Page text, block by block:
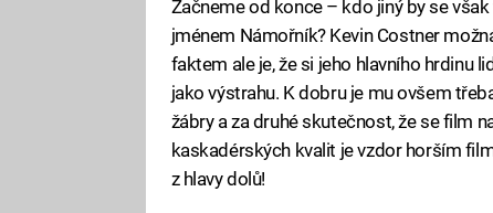
Začneme od konce – kdo jiný by se
jménem Námořník? Kevin Costner
faktem ale je, že si jeho hlavního hrdinu
jako výstrahu. K dobru je mu ovšem
žábry a za druhé skutečnost, že se film
kaskadérských kvalit je vzdor horším
z hlavy dolů!